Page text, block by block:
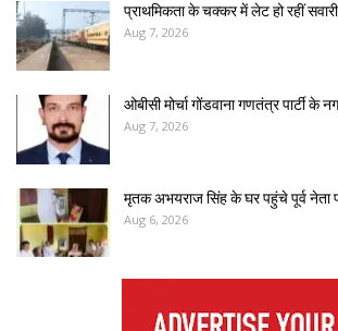
प्राथमिकता के चक्कर में लेट हो रहीं सवारी
Aug 7, 2026
ओबीसी मोर्चा गोंडवाना गणतंत्र पार्टी के
Aug 7, 2026
मृतक अभयराज सिंह के घर पहुंचे पूर्व नेता
Aug 6, 2026